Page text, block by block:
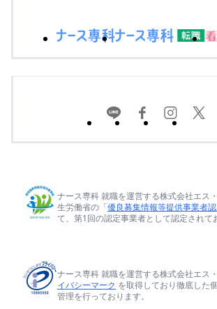
ナース専科 就職を運営する株式会社エス
生労働省の「優良募集情報等提供事業者
て、第1回の認定事業者として認定されて
ナース専科 就職を運営する株式会社エス
イバシーマーク を取得しており徹底した
管理を行っております。